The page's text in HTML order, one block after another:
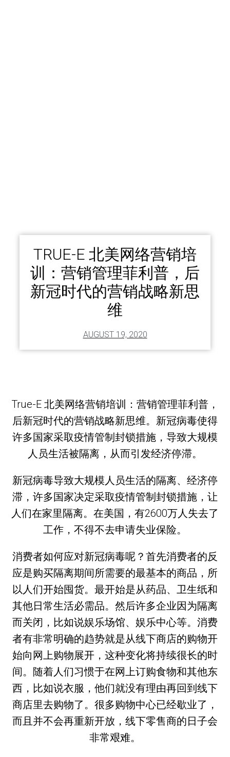
TRUE-E 北美网络营销培
训：营销管理菲利普，后
新冠时代的营销战略新思
维
AUGUST 19, 2020
True-E 北美网络营销培训：营销管理菲利普，
后新冠时代的营销战略新思维。新冠病毒使得
许多国家采取疫情管制封锁措施，导致大规模
人员生活被隔离，从而引发经济停滞。
新冠病毒导致大规模人员生活的隔离、经济停
滞，许多国家决定采取疫情管制封锁措施，让
人们在家里隔离。在美国，有2600万人失去了
工作，不得不去申请失业保险。
消费者如何应对新冠病毒呢？首先消费者的反
应是购买隔离期间所需要的最基本的商品，所
以人们开始囤货。最开始是从药品、卫生纸和
其他日常生活必需品。然后许多企业因为隔离
而关闭，比如说娱乐场馆、娱乐中心等。消费
者有非常明确的趋势就是从线下商店的购物开
始向网上购物展开，这种变化将持续很长的时
间。随着人们习惯于在网上订购食物和其他东
西，比如说衣服，他们就没有理由再回到线下
商店里去购物了。很多购物中心已经歇业了，
而且并不会再重新开放，线下零售商的日子会
非常艰难。